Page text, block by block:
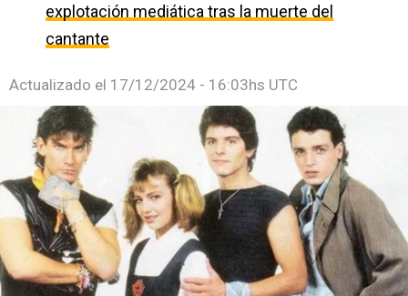
explotación mediática tras la muerte del
cantante
Actualizado el 17/12/2024 - 16:03hs UTC